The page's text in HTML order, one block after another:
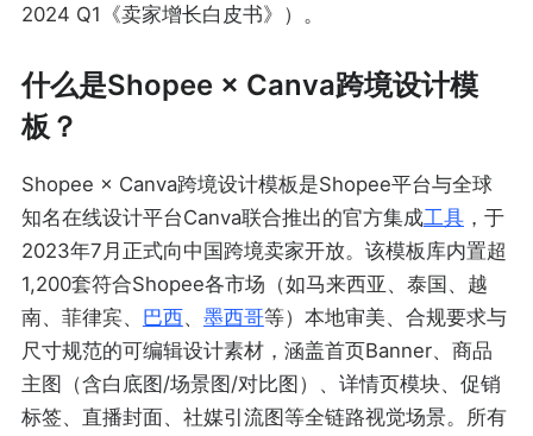
2024 Q1《卖家增长白皮书》）。
什么是Shopee × Canva跨境设计模
板？
Shopee × Canva跨境设计模板是Shopee平台与全球
知名在线设计平台Canva联合推出的官方集成工具，于
2023年7月正式向中国跨境卖家开放。该模板库内置超
1,200套符合Shopee各市场（如马来西亚、泰国、越
南、菲律宾、 巴西、 墨西哥等）本地审美、合规要求与
尺寸规范的可编辑设计素材，涵盖首页Banner、商品
主图（含白底图/场景图/对比图）、详情页模块、促销
标签、直播封面、社媒引流图等全链路视觉场景。所有